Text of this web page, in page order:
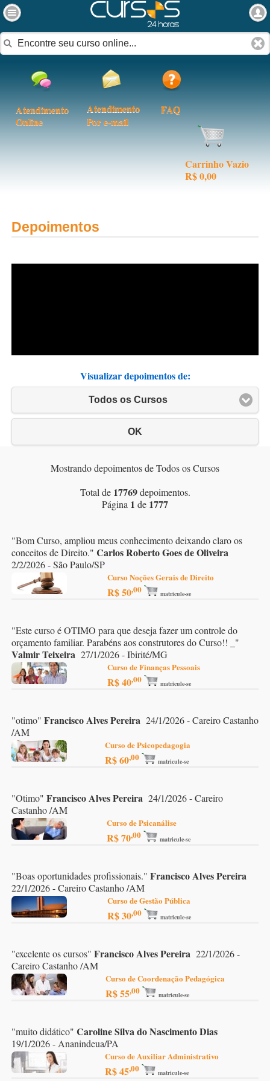
Atendimento
Online
Atendimento
Por e-mail
FAQ
Carrinho Vazio
R$ 0,00
Depoimentos
Visualizar depoimentos de:
Todos os Cursos
OK
Mostrando depoimentos de Todos os Cursos
Total de 17769depoimentos.
Página 1 de 1777
"Bom Curso, ampliou meus conhecimento deixando claro os
conceitos de Direito." Carlos Roberto Goes de Oliveira
2/2/2026 - São Paulo/SP
Curso Noções Gerais de Direito
R$ 50,00 matricule-se
"Este curso é OTIMO para que deseja fazer um controle do
orçamento familiar. Parabéns aos construtores do Curso!! _ "
Valmir Teixeira 27/1/2026 - Ibirité/MG
Curso de Finanças Pessoais
R$ 40,00 matricule-se
"otimo" Francisco Alves Pereira 24/1/2026 - Careiro Castanho
/AM
Curso de Psicopedagogia
R$ 60,00 matricule-se
"Otimo" Francisco Alves Pereira 24/1/2026 - Careiro
Castanho /AM
Curso de Psicanálise
R$ 70,00 matricule-se
"Boas oportunidades profissionais." Francisco Alves Pereira
22/1/2026 - Careiro Castanho /AM
Curso de Gestão Pública
R$ 30,00 matricule-se
"excelente os cursos" Francisco Alves Pereira 22/1/2026 -
Careiro Castanho /AM
Curso de Coordenação Pedagógica
R$ 55,00 matricule-se
"muito didático" Caroline Silva do Nascimento Dias
19/1/2026 - Ananindeua/PA
Curso de Auxiliar Administrativo
R$ 45,00 matricule-se